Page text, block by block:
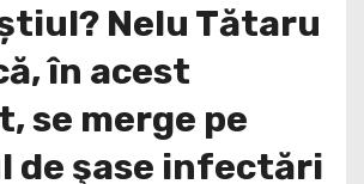
Nelu Tătaru
în acest
se merge pe
de şase infectări